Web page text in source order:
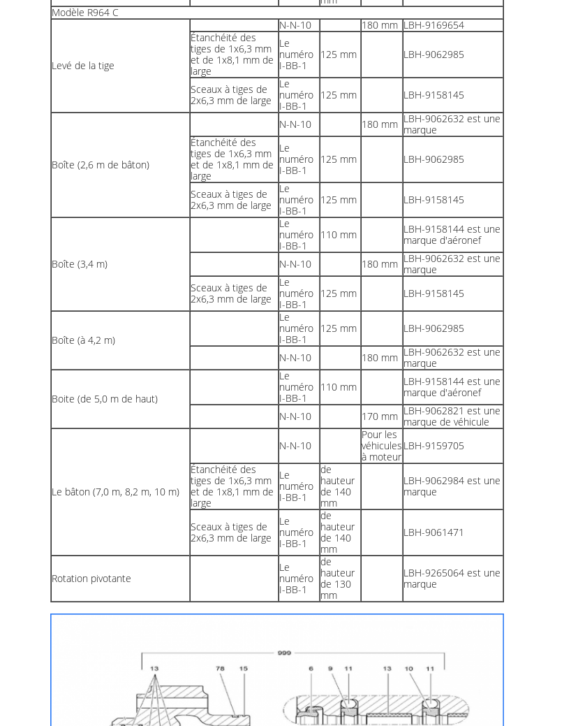
Modèle R964 C
Levé de la tige
N-N-10 180 mm LBH-9169654
Étanchéité des
tiges de 1x6,3 mm
et de 1x8,1 mm de
large
Le
numéro
I-BB-1
125 mm LBH-9062985
Sceaux à tiges de
2x6,3 mm de large
Le
numéro
I-BB-1
125 mm LBH-9158145
Boîte (2,6 m de bâton)
N-N-10 180 mm LBH-9062632 est une
marque
Étanchéité des
tiges de 1x6,3 mm
et de 1x8,1 mm de
large
Le
numéro
I-BB-1
125 mm LBH-9062985
Sceaux à tiges de
2x6,3 mm de large
Le
numéro
I-BB-1
125 mm LBH-9158145
Boîte (3,4 m)
Le
numéro
I-BB-1
110 mm
LBH-9158144 est une
marque d'aéronef
N-N-10
180 mm LBH-9062632 est une
marque
Sceaux à tiges de
2x6,3 mm de large
Le
numéro
I-BB-1
125 mm LBH-9158145
Boîte (à 4,2 m)
Le
numéro
I-BB-1
125 mm LBH-9062985
N-N-10 180 mm LBH-9062632 est une
marque
Boite (de 5,0 m de haut)
Le
numéro
I-BB-1
110 mm
LBH-9158144 est une
marque d'aéronef
N-N-10
170 mm LBH-9062821 est une
marque de véhicule
Le bâton (7,0 m, 8,2 m, 10 m)
N-N-10
Pour les
véhicules
à moteur
LBH-9159705
Étanchéité des
tiges de 1x6,3 mm
et de 1x8,1 mm de
large
Le
numéro
I-BB-1
de
hauteur
de 140
mm
LBH-9062984 est une
marque
Sceaux à tiges de
2x6,3 mm de large
Le
numéro
I-BB-1
de
hauteur
de 140
mm
LBH-9061471
Rotation pivotante
Le
numéro
I-BB-1
de
hauteur
de 130
mm
LBH-9265064 est une
marque